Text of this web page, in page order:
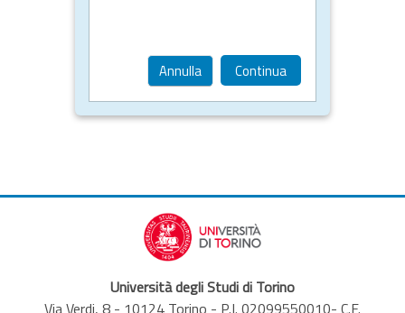
Annulla Continua
Università degli Studi di Torino
Via Verdi, 8 - 10124 Torino - P.I. 02099550010- C.F.